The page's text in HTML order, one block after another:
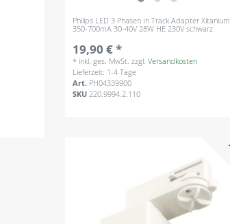
Philips LED 3 Phasen In Track Adapter Xitanium
350-700mA 30-40V 28W HE 230V schwarz
19,90 € *
* inkl. ges. MwSt. zzgl.Versandkosten
Lieferzeit: 1-4 Tage
Art. PH04339900
SKU220.9994.2.110